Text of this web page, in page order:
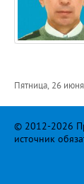
Пятница, 26
© 2012-2026
источник